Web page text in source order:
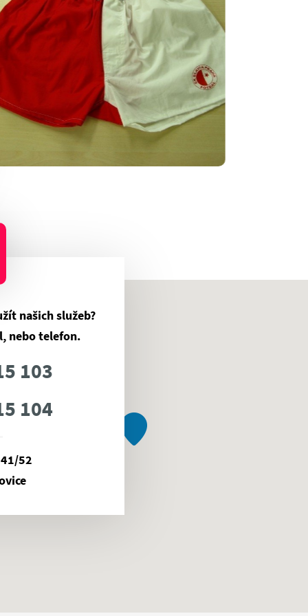
našich služeb?
nebo telefon.
103
104
52